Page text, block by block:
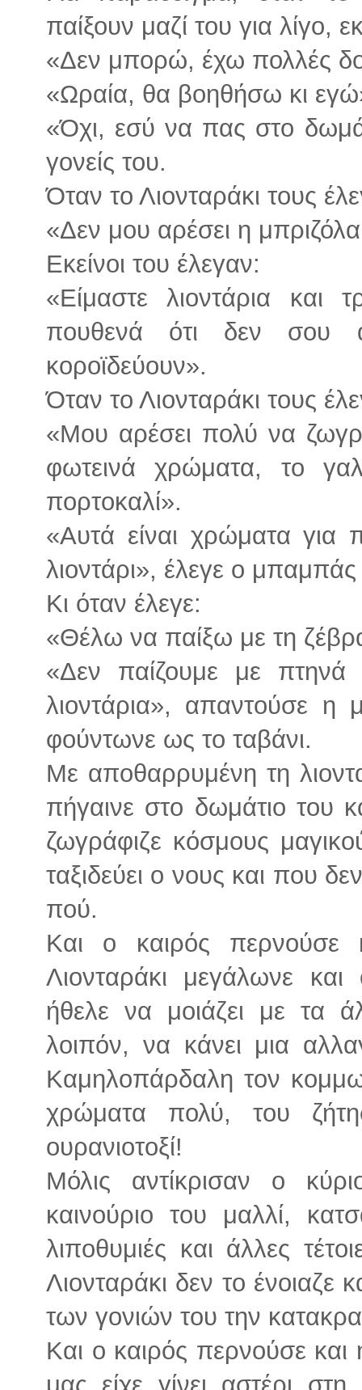
παίξουν μαζί του για λίγο,
«Δεν μπορώ, έχω πολλές
«Ωραία, θα βοηθήσω κι
«Όχι, εσύ να πας στο
γονείς του.
Όταν το Λιονταράκι τους
«Δεν μου αρέσει η
Εκείνοι του έλεγαν:
«Είμαστε λιοντάρια
πουθενά ότι δεν σου
κοροϊδεύουν».
Όταν το Λιονταράκι τους
«Μου αρέσει πολύ να
φωτεινά χρώματα, το
πορτοκαλί».
«Αυτά είναι χρώματα για
λιοντάρι», έλεγε ο
Κι όταν έλεγε:
«Θέλω να παίξω με τη
«Δεν παίζουμε με πτηνά
λιοντάρια», απαντούσε η
φούντωνε ως το ταβάνι.
Με αποθαρρυμένη τη
πήγαινε στο δωμάτιο του
ζωγράφιζε κόσμους
ταξιδεύει ο νους και που
πού.
Και ο καιρός
Λιονταράκι μεγάλωνε
ήθελε να μοιάζει με τα
λοιπόν, να κάνει μια
Καμηλοπάρδαλη τον
χρώματα πολύ, του
ουρανιοτοξί!
Μόλις αντίκρισαν ο
καινούριο του μαλλί,
λιποθυμιές και άλλες
Λιονταράκι δεν το ένοιαζε
των γονιών του την
Και ο καιρός περνούσε και
μας είχε γίνει αστέρι